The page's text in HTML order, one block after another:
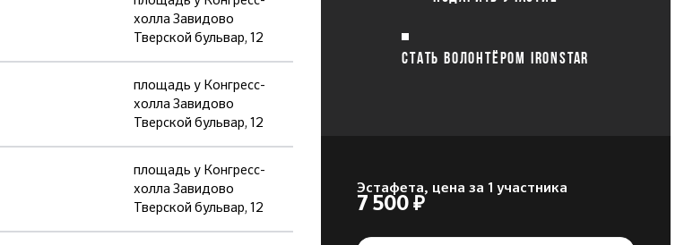
холла Завидово
Тверской бульвар, 12
площадь у Конгресс-
холла Завидово
Тверской бульвар, 12
площадь у Конгресс-
холла Завидово
Тверской бульвар, 12
СТАТЬ ВОЛОНТЁРОМ IRONSTAR
Эстафета, цена за 1 участника
7 500 ₽